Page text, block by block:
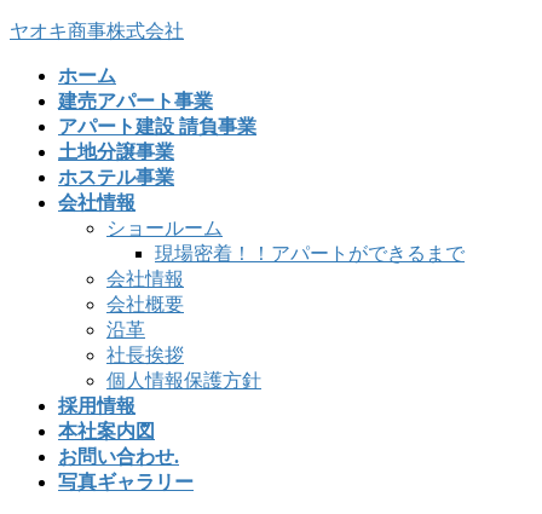
コ
ナ
ヤオキ商事株式会社
ホーム
建売アパート事業
アパート建設 請負事業
土地分譲事業
ホステル事業
会社情報
ショールーム
現場密着！！アパートができるまで
会社情報
会社概要
沿革
社長挨拶
個人情報保護方針
採用情報
本社案内図
お問い合わせ.
写真ギャラリー